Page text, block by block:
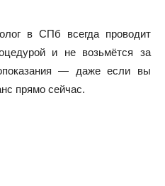
в СПб всегда проводит
и не возьмётся за
— даже если вы
прямо сейчас.